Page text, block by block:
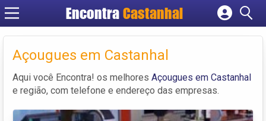
EncontraCastanhal
Cadastrar empresa
Criar conta
Açougues em Castanhal
Aqui você Encontra! os melhores Açougues em Castanhal
e região, com telefone e endereço das empresas.